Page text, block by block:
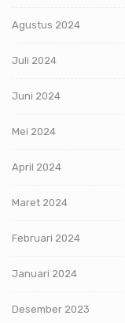
Agustus 2024
Juli 2024
Juni 2024
Mei 2024
April 2024
Maret 2024
Februari 2024
Januari 2024
Desember 2023